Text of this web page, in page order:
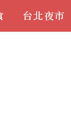
台北夜市